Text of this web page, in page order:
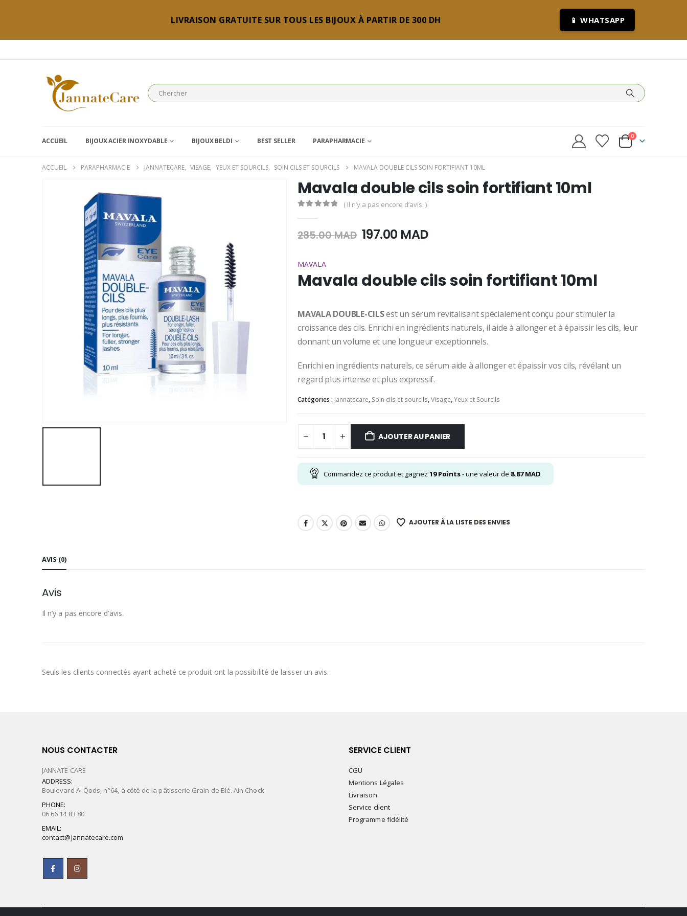
LIVRAISON GRATUITE SUR TOUS LES BIJOUX À PARTIR DE 300 DH 📱 WHATSAPP
ACCUEIL BIJOUX ACIER INOXYDABLE BIJOUX BELDI BEST SELLER PARAPHARMACIE
0
ACCUEIL PARAPHARMACIE JANNATECARE, VISAGE, YEUX ET SOURCILS, SOIN CILS ET SOURCILS MAVALA DOUBLE CILS SOIN FORTIFIANT 10ML
Mavala double cils soin fortifiant 10ml
( Il n’y a pas encore d’avis. )
285.00MAD Le
était :
285.00
197.00 MADLe
est :
197.00
MAVALA
Mavala double cils soin fortifiant 10ml
MAVALA DOUBLE-CILSest un sérum revitalisant spécialement conçu pour stimuler la
croissance des cils. Enrichi en ingrédients naturels, il aide à allonger et à épaissir les cils, leur
donnant un volume et une longueur exceptionnels.
Enrichi en ingrédients naturels, ce sérum aide à allonger et épaissir vos cils, révélant un
regard plus intense et plus expressif.
Catégories : Jannatecare, Soin cils et sourcils,Visage,Yeux et Sourcils
AJOUTER AU PANIER
Commandez ce produit et gagnez 19Points- une valeur de 8.87MAD
AJOUTER À LA LISTE DES ENVIES
AVIS (0)
Avis
Il n’y a pas encore d’avis.
Seuls les clients connectés ayant acheté ce produit ont la possibilité de laisser un avis.
NOUS CONTACTER
JANNATE CARE
ADDRESS:
Boulevard Al Qods, n°64, à côté de la pâtisserie Grain de Blé. Ain Chock
PHONE:
06 66 14 83 80
EMAIL:
contact@jannatecare.com
SERVICE CLIENT
CGU
Mentions Légales
Livraison
Service client
Programme fidélité